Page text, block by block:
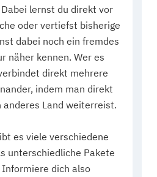
lernst du direkt vor
oder vertiefst bisherige
dabei noch ein fremdes
näher kennen. Wer es
direkt mehrere
indem man direkt
anderes Land weiterreist.
es viele verschiedene
unterschiedliche Pakete
dich also